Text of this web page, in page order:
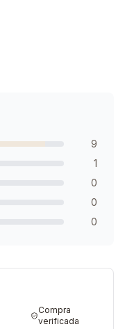
9
1
0
0
0
Compra
verificada